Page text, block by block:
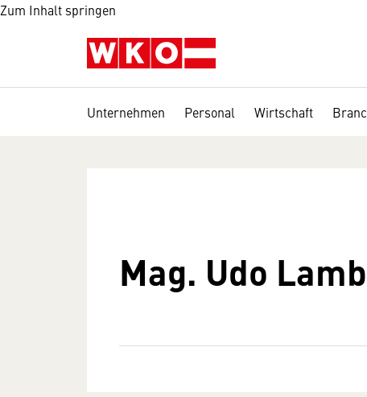
Zum Inhalt springen
Unternehmen Personal Wirtschaft
Mag. Udo